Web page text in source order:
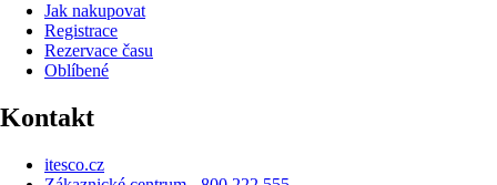
Jak nakupovat
Registrace
Rezervace času
Oblíbené
Kontakt
itesco.cz